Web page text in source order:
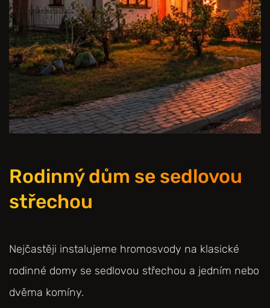
Rodinný dům se sedlovou
střechou
Nejčastěji instalujeme hromosvody na klasické
rodinné domy se sedlovou střechou a jedním nebo
dvěma komíny.